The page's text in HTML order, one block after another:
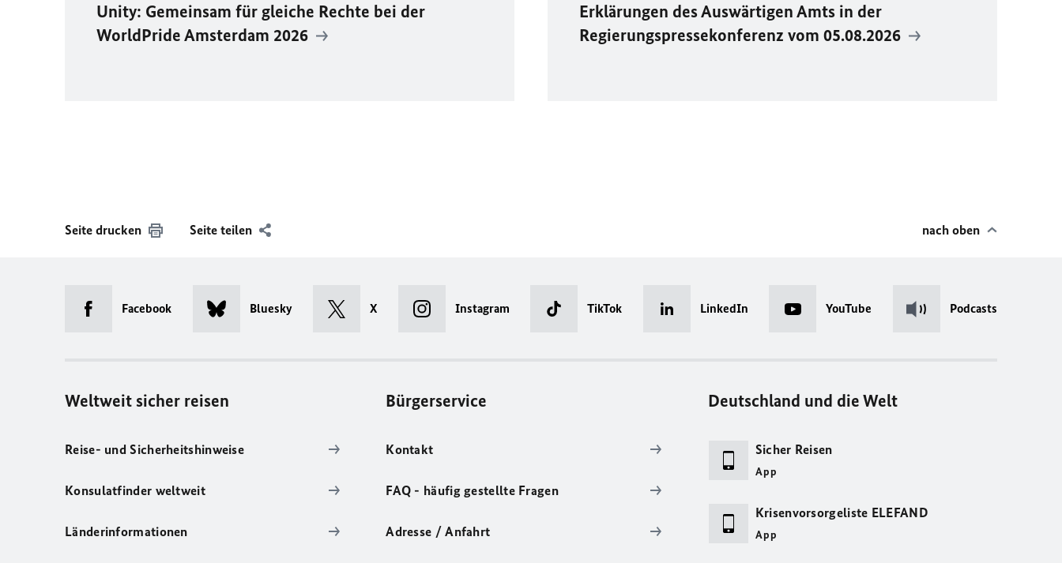
Unity: Gemeinsam für gleiche Rechte bei der
WorldPrideAmsterdam 2026
Erklärungen des Auswärtigen Amts in der
Regierungspressekonferenz vom 05.08.2026
Seite drucken Seite teilen nach oben
Facebook Bluesky X Instagram TikTok LinkedIn YouTube Podcasts
Weltweit sicher reisen
Reise- und Sicherheitshinweise
Konsulatfinder weltweit
Länderinformationen
Bürgerservice
Kontakt
FAQ - häufig gestellte Fragen
Adresse / Anfahrt
Deutschland und die Welt
Sicher Reisen
App
Krisenvorsorgeliste ELEFAND
App